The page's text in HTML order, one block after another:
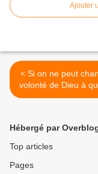
Ajouter
< Si on ne peut changer la
volonté de Dieu à
la prière ??
Hébergé par
Top articles
Pages